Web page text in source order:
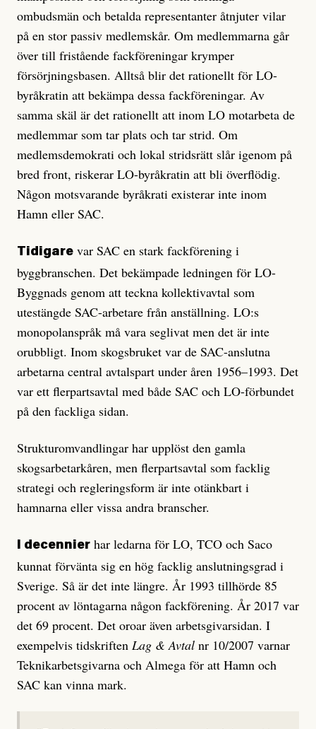
ombudsmän och betalda representanter åtnjuter vilar
på en stor passiv medlemskår. Om medlemmarna går
över till fristående fackföreningar krymper
försörjningsbasen. Alltså blir det rationellt för LO-
byråkratin att bekämpa dessa fackföreningar. Av
samma skäl är det rationellt att inom LO motarbeta de
medlemmar som tar plats och tar strid. Om
medlemsdemokrati och lokal stridsrätt slår igenom på
bred front, riskerar LO-byråkratin att bli överflödig.
Någon motsvarande byråkrati existerar inte inom
Hamn eller SAC.
Tidigare var SAC en stark fackförening i
byggbranschen. Det bekämpade ledningen för LO-
Byggnads genom att teckna kollektivavtal som
utestängde SAC-arbetare från anställning. LO:s
monopolanspråk må vara seglivat men det är inte
orubbligt. Inom skogsbruket var de SAC-anslutna
arbetarna central avtalspart under åren 1956–1993. Det
var ett flerpartsavtal med både SAC och LO-förbundet
på den fackliga sidan.
Strukturomvandlingar har upplöst den gamla
skogsarbetarkåren, men flerpartsavtal som facklig
strategi och regleringsform är inte otänkbart i
hamnarna eller vissa andra branscher.
I decennier har ledarna för LO, TCO och Saco
kunnat förvänta sig en hög facklig anslutningsgrad i
Sverige. Så är det inte längre. År 1993 tillhörde 85
procent av löntagarna någon fackförening. År 2017 var
det 69 procent. Det oroar även arbetsgivarsidan. I
exempelvis tidskriften Lag & Avtal nr 10/2007 varnar
Teknikarbetsgivarna och Almega för att Hamn och
SAC kan vinna mark.